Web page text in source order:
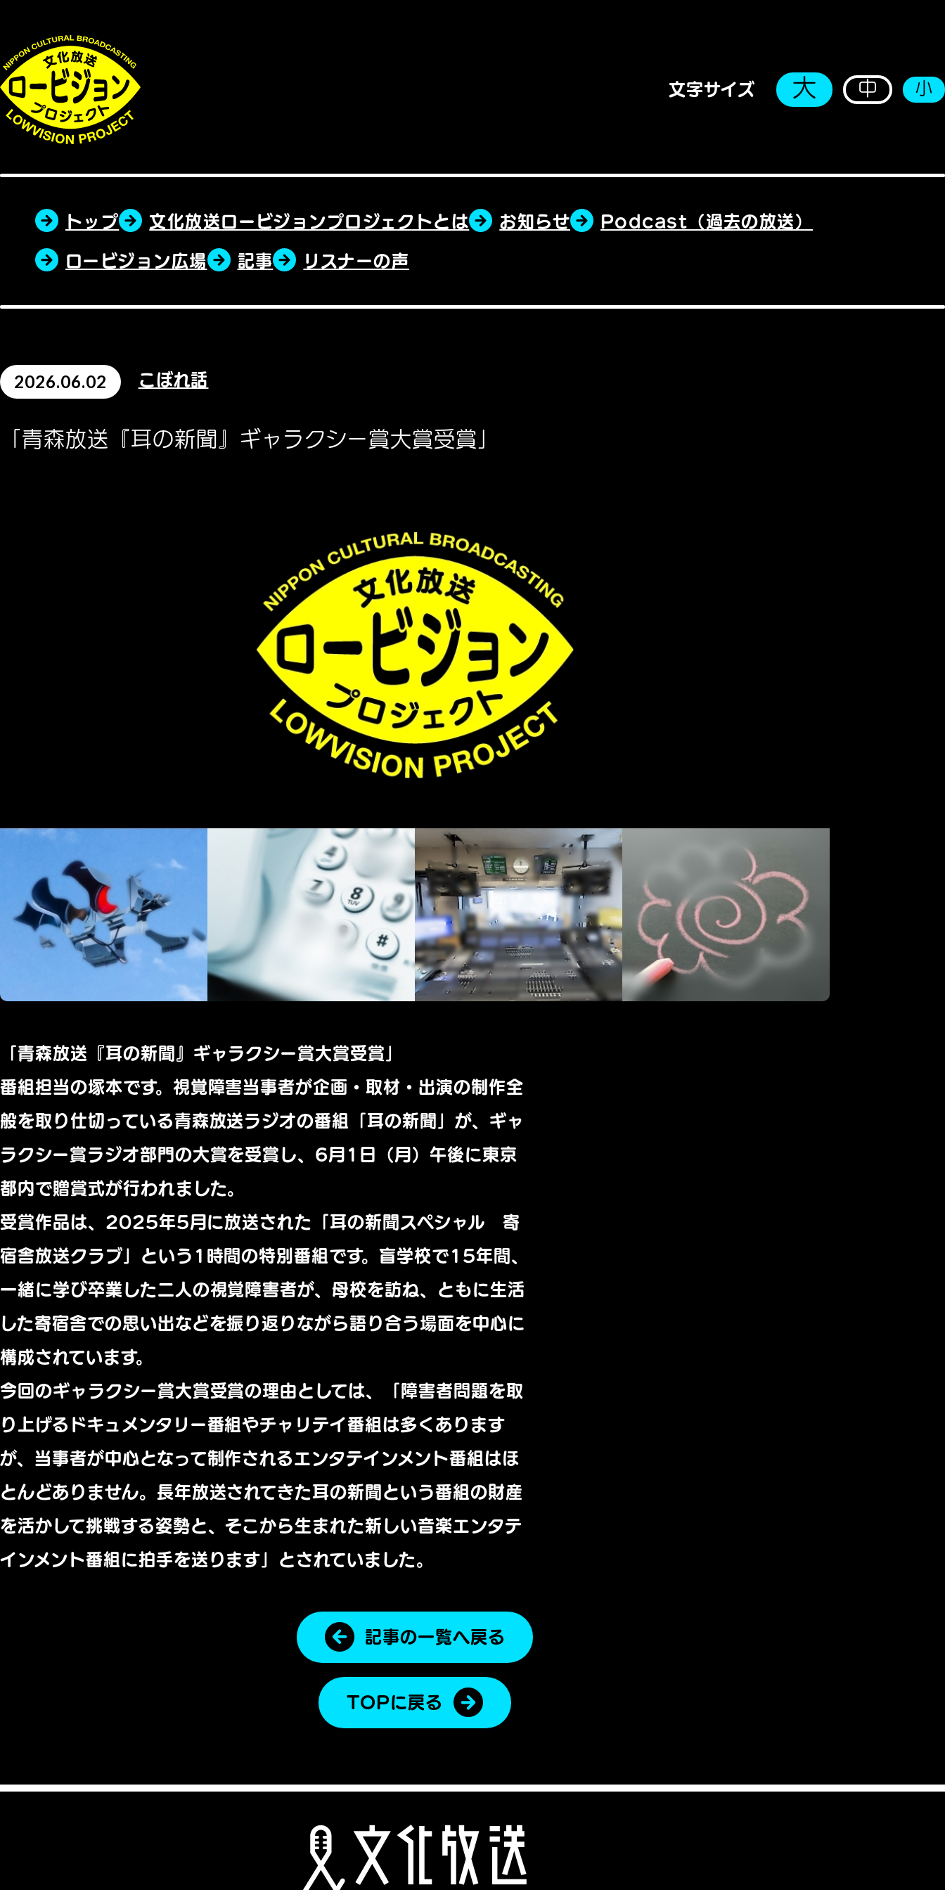
文字サイズ 大 中 小
トップ 文化放送ロービジョンプロジェクトとは お知らせ Podcast（過去の放送）
ロービジョン広場 記事 リスナーの声
2026.06.02 こぼれ話
「青森放送『耳の新聞』ギャラクシー賞大賞受賞」
「青森放送『耳の新聞』ギャラクシー賞大賞受賞」
番組担当の塚本です。視覚障害当事者が企画・取材・出演の制作全
般を取り仕切っている青森放送ラジオの番組「耳の新聞」が、ギャ
ラクシー賞ラジオ部門の大賞を受賞し、6月1日（月）午後に東京
都内で贈賞式が行われました。
受賞作品は、2025年5月に放送された「耳の新聞スペシャル 寄
宿舎放送クラブ」という1時間の特別番組です。盲学校で15年間、
一緒に学び卒業した二人の視覚障害者が、母校を訪ね、ともに生活
した寄宿舎での思い出などを振り返りながら語り合う場面を中心に
構成されています。
今回のギャラクシー賞大賞受賞の理由としては、「障害者問題を取
り上げるドキュメンタリー番組やチャリテイ番組は多くあります
が、当事者が中心となって制作されるエンタテインメント番組はほ
とんどありません。長年放送されてきた耳の新聞という番組の財産
を活かして挑戦する姿勢と、そこから生まれた新しい音楽エンタテ
インメント番組に拍手を送ります」とされていました。
記事の一覧へ戻る
TOPに戻る